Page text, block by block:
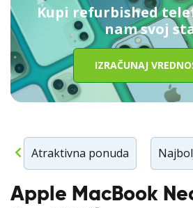
Kupi refurbished
nam svoj
IZRAČUNAJ
Atraktivna ponuda
Apple MacBook